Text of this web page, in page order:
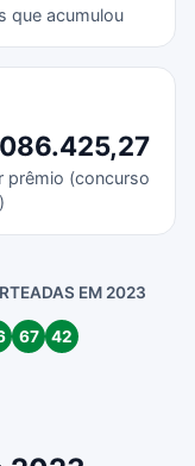
que acumulou
prêmio (concurso
EM 2023
67 42